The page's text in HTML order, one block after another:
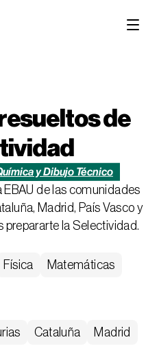
de
y Dibujo Técnico
EBAU de las comunidades
Madrid, País Vasco y
prepararte la Selectividad.
Física
Matemáticas
Cataluña
Madrid